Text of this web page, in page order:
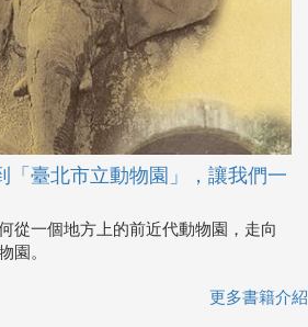
「臺北市立動物園」，讓我們一
從一個地方上的前近代動物園，走向
園。
更多書籍介紹